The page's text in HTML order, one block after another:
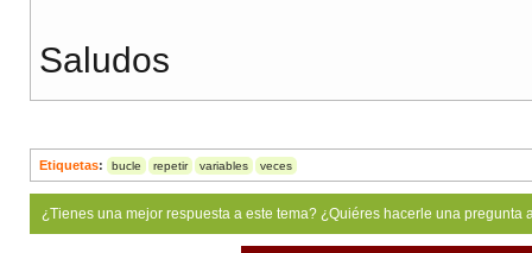
Saludos
Etiquetas: bucle repetir variables veces
¿Tienes una mejor respuesta a este tema? ¿Quiéres hacerle una